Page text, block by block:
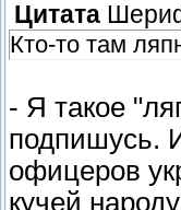
Цитата
Кто-то там
- Я такое
подпишусь.
офицеров
кучей